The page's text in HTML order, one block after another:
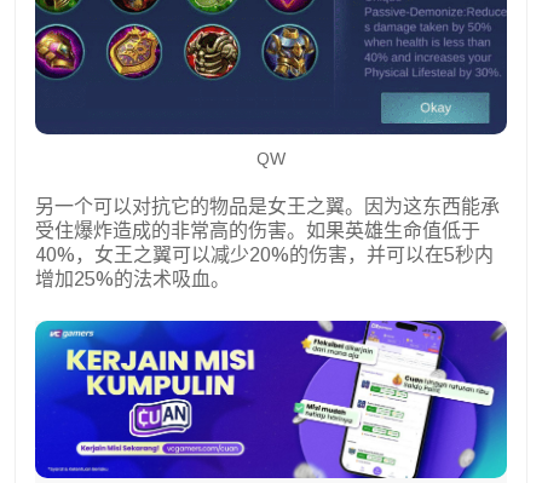
QW
另一个可以对抗它的物品是女王之翼。因为这东西能承
受住爆炸造成的非常高的伤害。如果英雄生命值低于
40%，女王之翼可以减少20%的伤害，并可以在5秒内
增加25%的法术吸血。